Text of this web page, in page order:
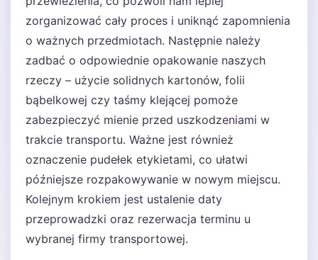
zorganizować cały proces i uniknąć zapomnienia
o ważnych przedmiotach. Następnie należy
zadbać o odpowiednie opakowanie naszych
rzeczy – użycie solidnych kartonów, folii
bąbelkowej czy taśmy klejącej pomoże
zabezpieczyć mienie przed uszkodzeniami w
trakcie transportu. Ważne jest również
oznaczenie pudełek etykietami, co ułatwi
późniejsze rozpakowywanie w nowym miejscu.
Kolejnym krokiem jest ustalenie daty
przeprowadzki oraz rezerwacja terminu u
wybranej firmy transportowej.